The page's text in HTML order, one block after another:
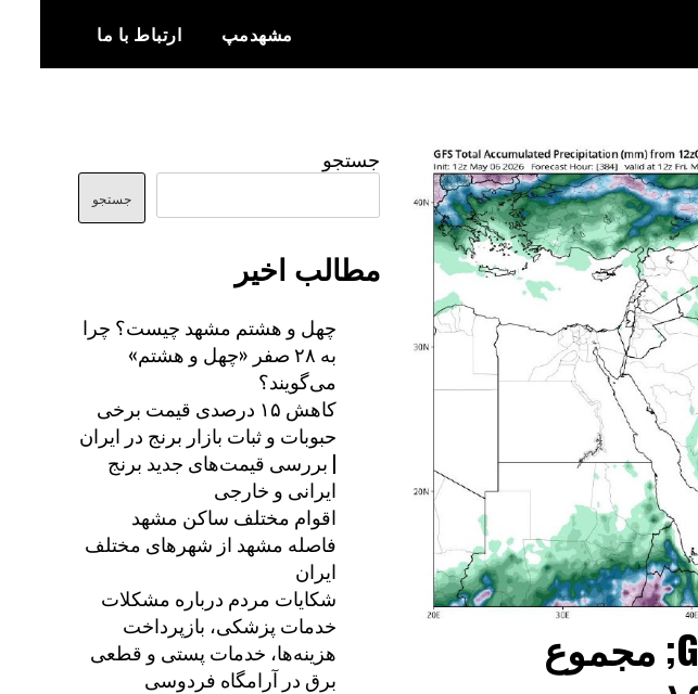
مشهدمپ ارتباط با ما
آپدیت جدید مدل GFS; مجموع
جستجو
جستجو
مطالب اخیر
چهل و هشتم مشهد چیست؟ چرا
به ۲۸ صفر «چهل و هشتم»
می‌گویند؟
کاهش ۱۵ درصدی قیمت برخی
حبوبات و ثبات بازار برنج در ایران
| بررسی قیمت‌های جدید برنج
ایرانی و خارجی
اقوام مختلف ساکن مشهد
فاصله مشهد از شهرهای مختلف
ایران
شکایات مردم درباره مشکلات
خدمات پزشکی، بازپرداخت
هزینه‌ها، خدمات پستی و قطعی
برق در آرامگاه فردوسی